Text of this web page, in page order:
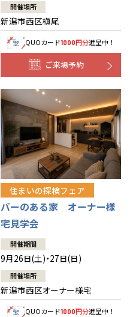
開催場所
新潟市西区槇尾
QUOカード1000円分進呈中！
ご来場予約
住まいの探検フェア
バーのある家 オーナー様
宅見学会
開催期間
9月26日(土)・27日(日)
開催場所
新潟市西区オーナー様宅
QUOカード1000円分進呈中！